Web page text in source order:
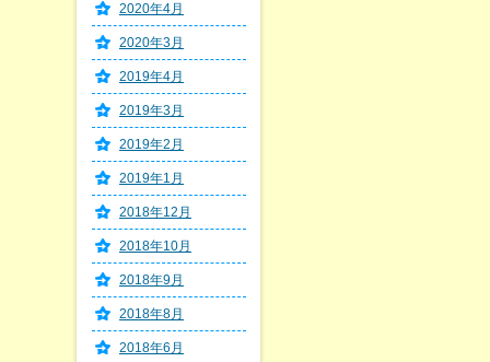
2020年4月
2020年3月
2019年4月
2019年3月
2019年2月
2019年1月
2018年12月
2018年10月
2018年9月
2018年8月
2018年6月